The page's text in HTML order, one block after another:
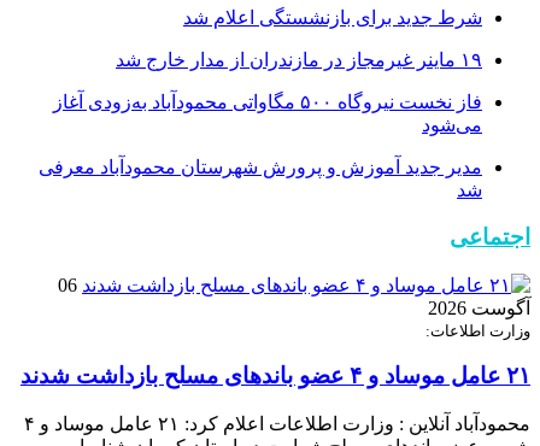
شرط جدید برای بازنشستگی اعلام شد
۱۹ ماینر غیرمجاز در مازندران از مدار خارج شد
فاز نخست نیروگاه ۵۰۰ مگاواتی محمودآباد به‌زودی آغاز
می‌شود
مدیر جدید آموزش و پرورش شهرستان محمودآباد معرفی
شد
اجتماعی
06
آگوست 2026
وزارت اطلاعات:
۲۱ عامل موساد و ۴ عضو باند‌های مسلح بازداشت شدند
محمودآباد آنلاین : وزارت اطلاعات اعلام کرد: ۲۱ عامل موساد و ۴